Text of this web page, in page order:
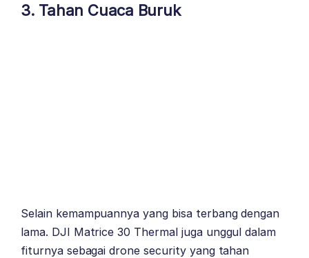
3. Tahan Cuaca Buruk
Selain kemampuannya yang bisa terbang dengan
lama. DJI Matrice 30 Thermal juga unggul dalam
fiturnya sebagai drone security yang tahan